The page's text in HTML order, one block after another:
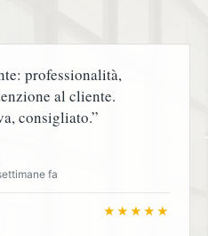
professionalità,
al cliente.
consigliato.”
fa
★★★★★